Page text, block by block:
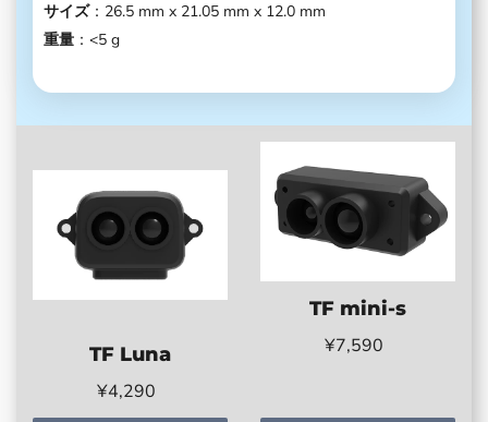
サイズ：26.5 mm x 21.05 mm x 12.0 mm
重量 ：<5 g
TF Luna
¥4,290
TF mini-s
¥7,590